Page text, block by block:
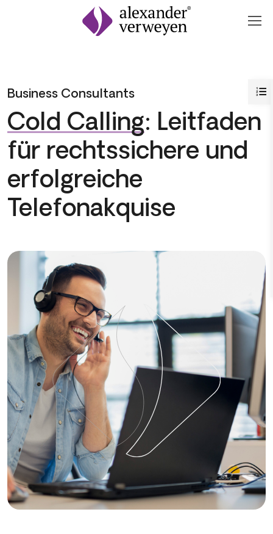
Zum Inhalt springen
Business Consultants
Cold Calling: Leitfaden
für rechtssichere und
erfolgreiche
Telefonakquise